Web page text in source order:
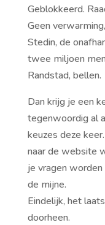
Geblokkeerd.
Geen
Stedin, de
twee miljoen
Randstad, bellen.
Dan krijg je een
tegenwoordig al
keuzes deze
naar de website
je vragen
de mijne.
Eindelijk, het
doorheen.